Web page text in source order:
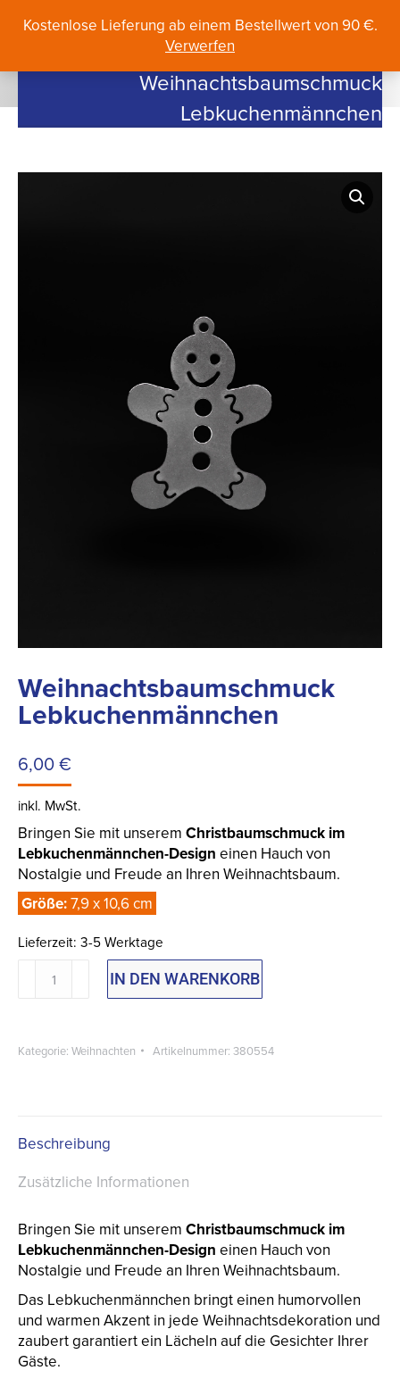
Kostenlose Lieferung ab einem Bestellwert von 90 €.
Verwerfen
Search:
Weihnachtsbaumschmuck
Lebkuchenmännchen
Weihnachtsbaumschmuck
Lebkuchenmännchen
6,00€
inkl. MwSt.
Bringen Sie mit unserem Christbaumschmuck im
Lebkuchenmännchen-Design einen Hauch von
Nostalgie und Freude an Ihren Weihnachtsbaum.
Größe:7,9 x 10,6 cm
Lieferzeit: 3-5 Werktage
Weihnachtsbaumschmuck
LebkuchenmännchenIN DEN WARENKORB
Kategorie: Weihnachten Artikelnummer: 380554
Beschreibung
Zusätzliche Informationen
Bringen Sie mit unserem Christbaumschmuck im
Lebkuchenmännchen-Design einen Hauch von
Nostalgie und Freude an Ihren Weihnachtsbaum.
Das Lebkuchenmännchen bringt einen humorvollen
und warmen Akzent in jede Weihnachtsdekoration und
zaubert garantiert ein Lächeln auf die Gesichter Ihrer
Gäste.